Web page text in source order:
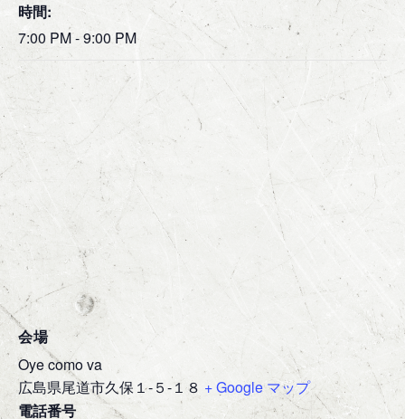
時間:
7:00 PM - 9:00 PM
会場
Oye como va
広島県尾道市久保１-５-１８ + Google マップ
電話番号